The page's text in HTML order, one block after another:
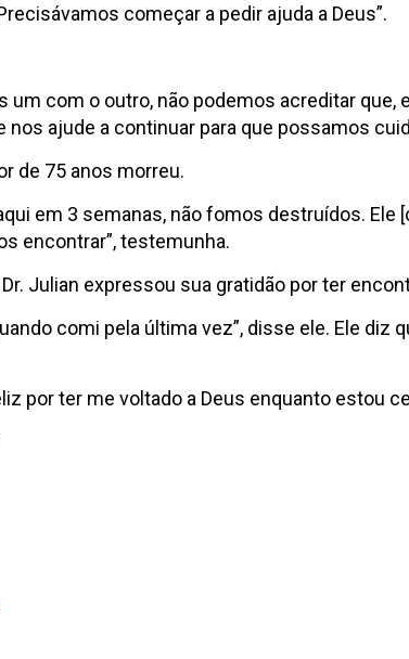
começar a pedir ajuda a Deus”.
um com o outro, não podemos acreditar
nos ajude a continuar para que possamos
de 75 anos morreu.
em 3 semanas, não fomos destruídos.
encontrar”, testemunha.
Julian expressou sua gratidão por ter
comi pela última vez”, disse ele. Ele
por ter me voltado a Deus enquanto estou